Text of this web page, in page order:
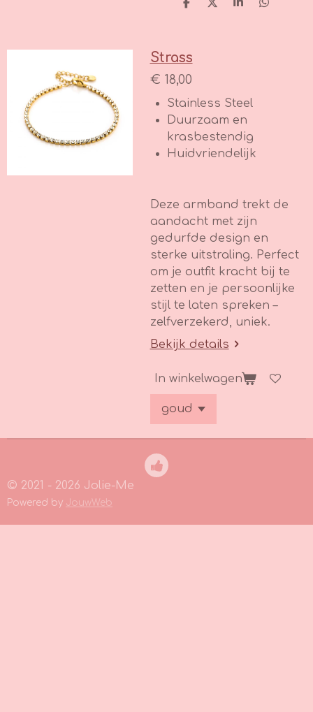
D
n
D
S
D
Strass
€ 18,00
Stainless Steel
Duurzaam en
krasbestendig
Huidvriendelijk
Deze armband trekt de
aandacht met zijn
gedurfde design en
sterke uitstraling. Perfect
om je outfit kracht bij te
zetten en je persoonlijke
stijl te laten spreken –
zelfverzekerd, uniek.
Bekijk details
In winkelwagen
© 2021 - 2026 Jolie-Me
Powered by JouwWeb